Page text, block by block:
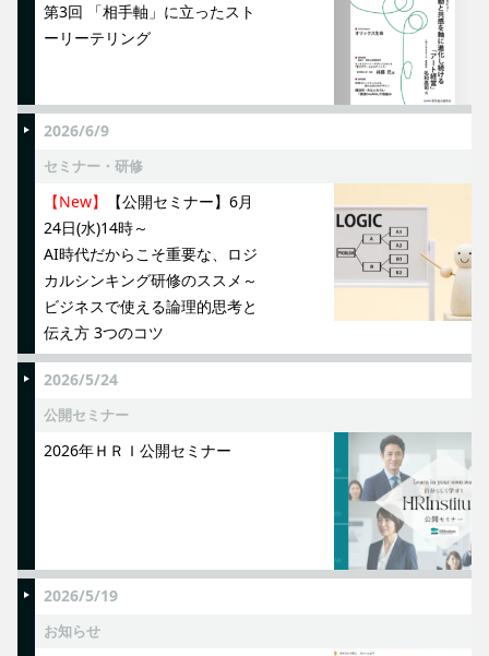
第3回 「相手軸」に立ったスト
ーリーテリング
2026/6/9
セミナー・研修
【New】
【公開セミナー】6月
24日(水)14時～
AI時代だからこそ重要な、ロジ
カルシンキング研修のススメ～
ビジネスで使える論理的思考と
伝え方 3つのコツ
2026/5/24
公開セミナー
2026年ＨＲＩ公開セミナー
2026/5/19
お知らせ